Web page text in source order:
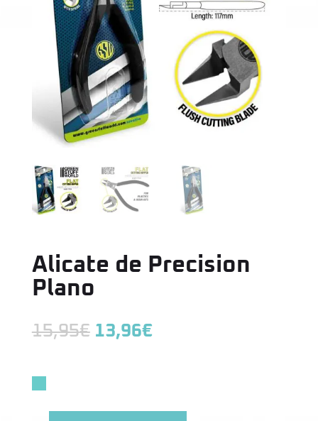
Alicate de Precision
Plano
15,95€ El
15,95€.
13,96€El
13,96€.